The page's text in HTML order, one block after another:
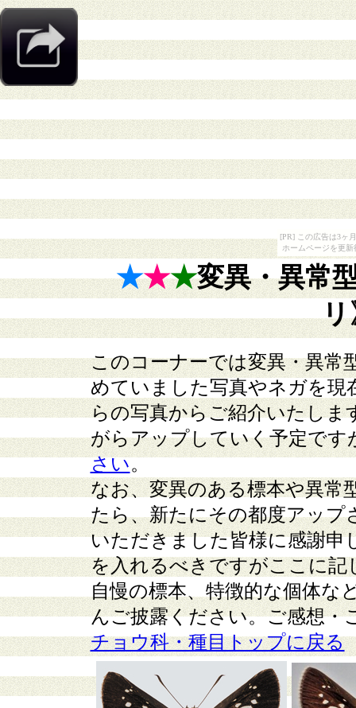
[PR] この広告は3ヶ
ホームページを更
★★★変異・異常
リ
このコーナーでは変異・異常
めていました写真やネガを現
らの写真からご紹介いたしま
がらアップしていく予定です
さい。
なお、変異のある標本や異常
たら、新たにその都度アップ
いただきました皆様に感謝申
を入れるべきですがここに
自慢の標本、特徴的な個体な
んご披露ください。ご感想・
チョウ科・種目トップに戻る